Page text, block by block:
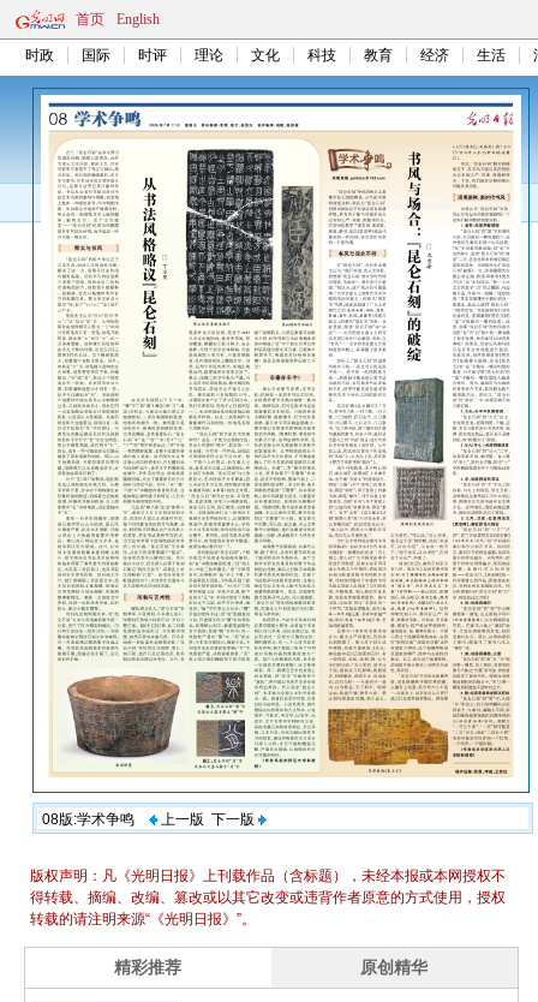
首页 English
时政 国际 时评 理论 文化 科技 教育 经济 生活
08版:学术争鸣 上一版 下一版